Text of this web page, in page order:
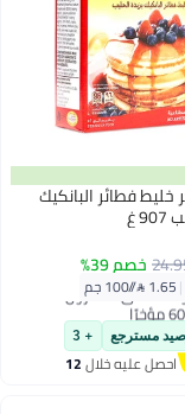
خليط فطائر البانكيك
غ
خصم 39%
|
السنة
في السنة + 3
احصل عليه خلال12